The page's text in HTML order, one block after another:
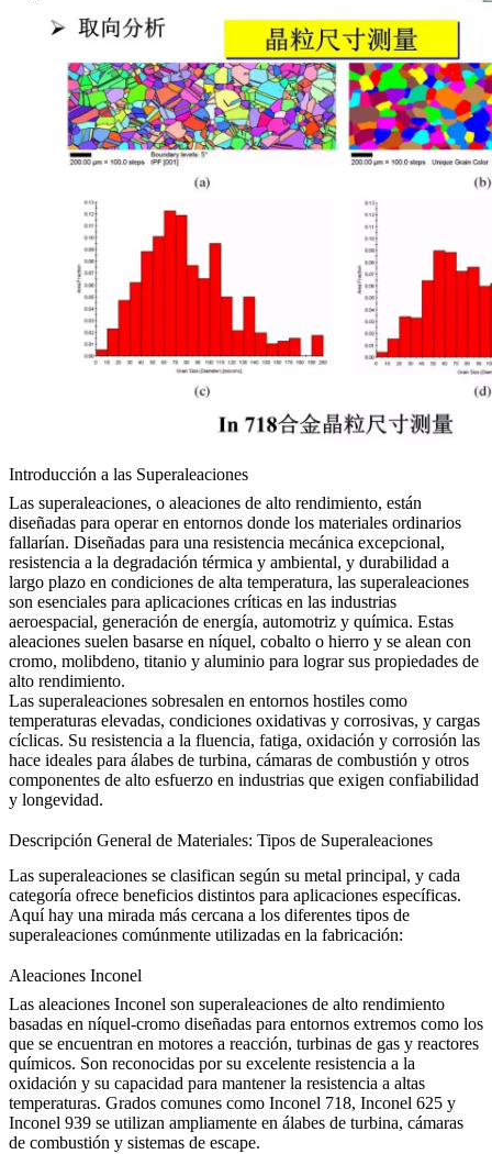
Introducción a las Superaleaciones
Las superaleaciones, o aleaciones de alto rendimiento, están
diseñadas para operar en entornos donde los materiales ordinarios
fallarían. Diseñadas para una resistencia mecánica excepcional,
resistencia a la degradación térmica y ambiental, y durabilidad a
largo plazo en condiciones de alta temperatura, las superaleaciones
son esenciales para aplicaciones críticas en las industrias
aeroespacial, generación de energía, automotriz y química. Estas
aleaciones suelen basarse en níquel, cobalto o hierro y se alean con
cromo, molibdeno, titanio y aluminio para lograr sus propiedades de
alto rendimiento.
Las superaleaciones sobresalen en entornos hostiles como
temperaturas elevadas, condiciones oxidativas y corrosivas, y cargas
cíclicas. Su resistencia a la fluencia, fatiga, oxidación y corrosión las
hace ideales para álabes de turbina, cámaras de combustión y otros
componentes de alto esfuerzo en industrias que exigen confiabilidad
y longevidad.
Descripción General de Materiales: Tipos de Superaleaciones
Las superaleaciones se clasifican según su metal principal, y cada
categoría ofrece beneficios distintos para aplicaciones específicas.
Aquí hay una mirada más cercana a los diferentes tipos de
superaleaciones comúnmente utilizadas en la fabricación:
Aleaciones Inconel
Las aleaciones Inconel son superaleaciones de alto rendimiento
basadas en níquel-cromo diseñadas para entornos extremos como los
que se encuentran en motores a reacción, turbinas de gas y reactores
químicos. Son reconocidas por su excelente resistencia a la
oxidación y su capacidad para mantener la resistencia a altas
temperaturas. Grados comunes como Inconel 718, Inconel 625 y
Inconel 939 se utilizan ampliamente en álabes de turbina, cámaras
de combustión y sistemas de escape.